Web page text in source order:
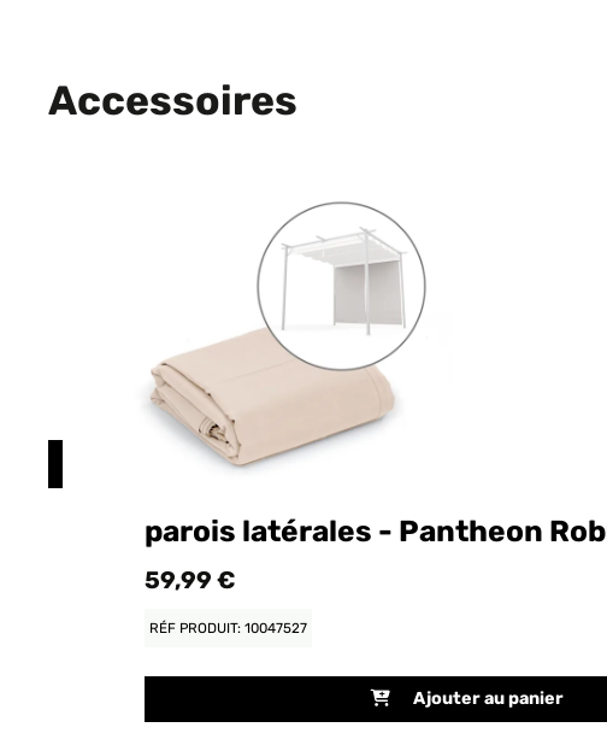
Accessoires
parois latérales - Pantheon
59,99 €
RÉF PRODUIT: 10047527
Ajouter au panier